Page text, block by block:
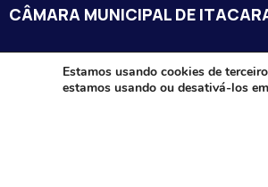
CÂMARA MUNICIPAL DE
Endereço: Av. Juca Nascimento, n.º
Itacarambi/MG – CEP: 39470-000
Estamos usando cookies de
estamos usando ou desativá-los em